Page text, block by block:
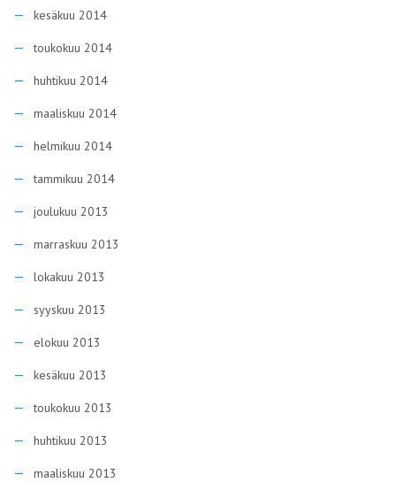
kesäkuu 2014
toukokuu 2014
huhtikuu 2014
maaliskuu 2014
helmikuu 2014
tammikuu 2014
joulukuu 2013
marraskuu 2013
lokakuu 2013
syyskuu 2013
elokuu 2013
kesäkuu 2013
toukokuu 2013
huhtikuu 2013
maaliskuu 2013